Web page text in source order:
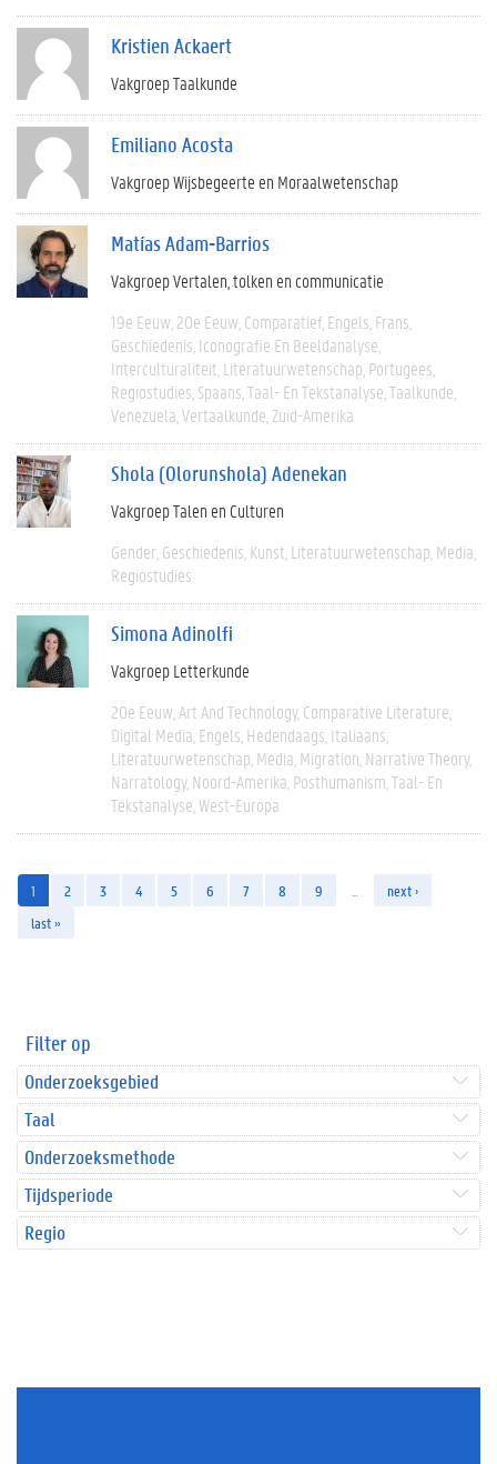
Kristien Ackaert
Vakgroep Taalkunde
Emiliano Acosta
Vakgroep Wijsbegeerte en Moraalwetenschap
Matías Adam-Barrios
Vakgroep Vertalen, tolken en communicatie
19e Eeuw 20e Eeuw Comparatief Engels Frans
Geschiedenis Iconografie En Beeldanalyse
Interculturaliteit Literatuurwetenschap Portugees
Regiostudies Spaans Taal- En Tekstanalyse Taalkunde
Venezuela Vertaalkunde Zuid-Amerika
Shola (Olorunshola) Adenekan
Vakgroep Talen en Culturen
Gender Geschiedenis Kunst Literatuurwetenschap Media
Regiostudies
Simona Adinolfi
Vakgroep Letterkunde
20e Eeuw Art And Technology Comparative Literature
Digital Media Engels Hedendaags Italiaans
Literatuurwetenschap Media Migration Narrative Theory
Narratology Noord-Amerika Posthumanism Taal- En
Tekstanalyse West-Europa
1 2 3 4 5 6 7 8 9
next ›
last »
Filter op
Onderzoeksgebied
Taal
Onderzoeksmethode
Tijdsperiode
Regio